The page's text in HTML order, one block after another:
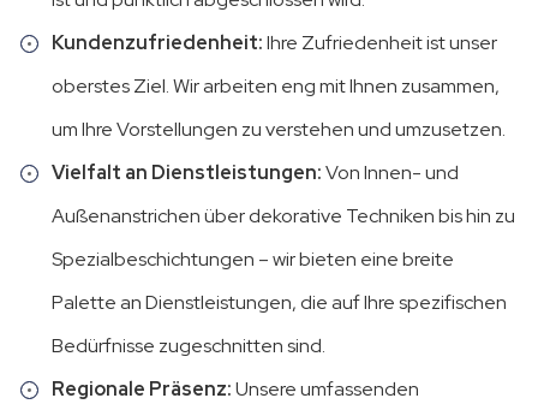
Kundenzufriedenheit:Ihre Zufriedenheit ist unser
oberstes Ziel. Wir arbeiten eng mit Ihnen zusammen,
um Ihre Vorstellungen zu verstehen und umzusetzen.
Vielfalt an Dienstleistungen:Von Innen- und
Außenanstrichen über dekorative Techniken bis hin zu
Spezialbeschichtungen – wir bieten eine breite
Palette an Dienstleistungen, die auf Ihre spezifischen
Bedürfnisse zugeschnitten sind.
Regionale Präsenz:Unsere umfassenden